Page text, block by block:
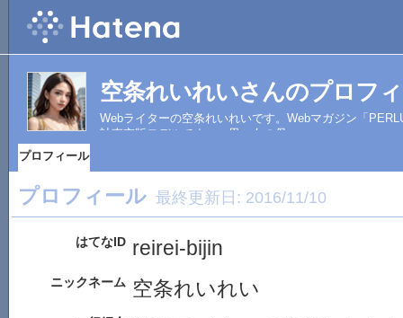
空条れいれいさんのプロフ
Webライターの空条れいれいです。Webマガジン「
計東京版モデルです。一男一女の母。
プロフィール
プロフィール 最終更新日: 2016/11/10
はてなID reirei-bijin
ニックネーム 空条れいれい